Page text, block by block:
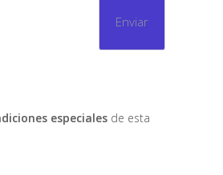
especiales de esta